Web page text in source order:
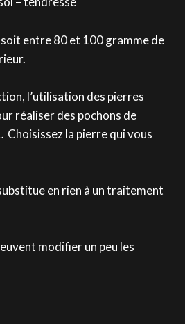
entre 80 et 100 gramme de
l’utilisation des pierres
réaliser des pochons de
la pierre qui vous
en rien à un traitement
modifier un peu les